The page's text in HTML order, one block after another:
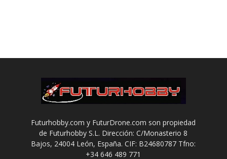
Futurhobby.com y FuturDrone.com son propiedad
de Futurhobby S.L. Dirección: C/Monasterio 8
Bajos, 24004 León, España. CIF: B24680787 Tfno:
+34 646 489 771